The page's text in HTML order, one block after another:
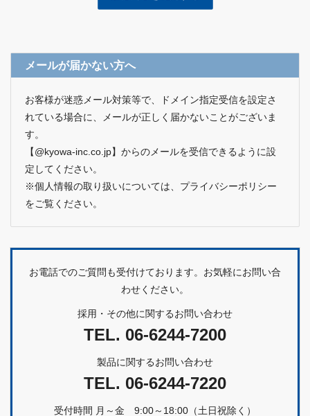
メールが届かない方へ
お客様が迷惑メール対策等で、ドメイン指定受信を設定さ
れている場合に、メールが正しく届かないことがございま
す。
【@kyowa-inc.co.jp】からのメールを受信できるように設
定してください。
※個人情報の取り扱いについては、 プライバシーポリシー
をご覧ください。
お電話でのご質問も受付けております。お気軽にお問い合
わせください。
採用・その他に関するお問い合わせ
TEL. 06-6244-7200
製品に関するお問い合わせ
TEL. 06-6244-7220
受付時間 月～金 9:00～18:00（土日祝除く）